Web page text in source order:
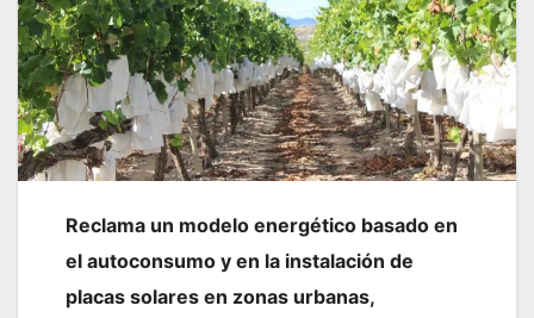
Reclama un modelo energético basado en
el autoconsumo y en la instalación de
placas solares en zonas urbanas,